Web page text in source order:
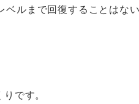
ルまで回復することはない
です。